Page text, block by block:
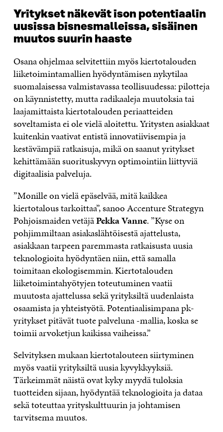
Yritykset näkevät ison potentiaalin
uusissa bisnesmalleissa, sisäinen
muutos suurin haaste
Osana ohjelmaa selvitettiin myös kiertotalouden
liiketoimintamallien hyödyntämisen nykytilaa
suomalaisessa valmistavassa teollisuudessa: pilotteja
on käynnistetty, mutta radikaaleja muutoksia tai
laajamittaista kiertotalouden periaatteiden
soveltamista ei ole vielä aloitettu. Yritysten asiakkaat
kuitenkin vaativat entistä innovatiivisempia ja
kestävämpiä ratkaisuja, mikä on saanut yritykset
kehittämään suorituskyvyn optimointiin liittyviä
digitaalisia palveluja.
”Monille on vielä epäselvää, mitä kaikkea
kiertotalous tarkoittaa”, sanoo Accenture Strategyn
Pohjoismaiden vetäjäPekka Vanne. ”Kyse on
pohjimmiltaan asiakaslähtöisestä ajattelusta,
asiakkaan tarpeen paremmasta ratkaisusta uusia
teknologioita hyödyntäen niin, että samalla
toimitaan ekologisemmin. Kiertotalouden
liiketoimintahyötyjen toteutuminen vaatii
muutosta ajattelussa sekä yrityksiltä uudenlaista
osaamista ja yhteistyötä. Potentiaalisimpana pk-
yritykset pitävät tuote palveluna -mallia, koska se
toimii arvoketjun kaikissa vaiheissa.”
Selvityksen mukaan kiertotalouteen siirtyminen
myös vaatii yrityksiltä uusia kyvykkyyksiä.
Tärkeimmät näistä ovat kyky myydä tuloksia
tuotteiden sijaan, hyödyntää teknologioita ja dataa
sekä toteuttaa yrityskulttuurin ja johtamisen
tarvitsema muutos.